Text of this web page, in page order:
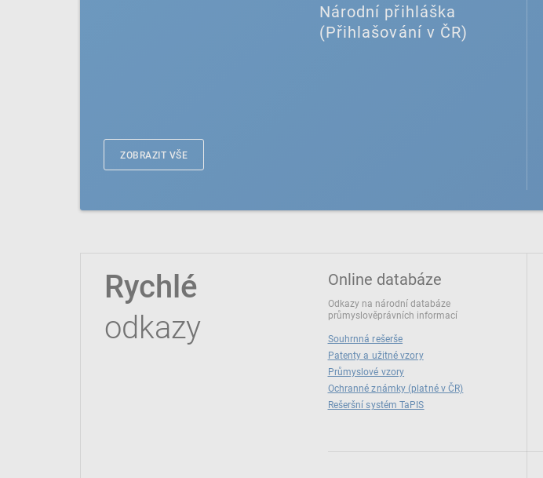
Národní přihláška
(Přihlašování v ČR)
ZOBRAZIT VŠE
Rychlé
odkazy
Online databáze
Odkazy na národní databáze
průmyslověprávních informací
Souhrnná rešerše
Patenty a užitné vzory
Průmyslové vzory
Ochranné známky (platné v ČR)
Rešeršní systém TaPIS